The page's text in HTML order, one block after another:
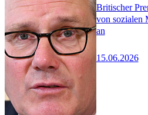
Britischer
von sozialen
an
15.06.2026